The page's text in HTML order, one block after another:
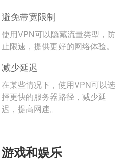
避免带宽限制
使用VPN可以隐藏流量类型，防
止限速，提供更好的网络体验。
减少延迟
在某些情况下，使用VPN可以选
择更快的服务器路径，减少延
迟，提高网速。
游戏和娱乐